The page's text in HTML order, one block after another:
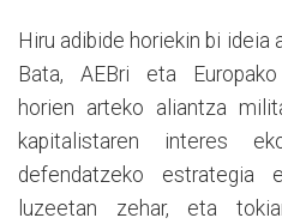
Hiru adibide horiekin bi ideia
Bata, AEBri eta
horien arteko aliantza
kapitalistaren interes
defendatzeko estrategia
luzeetan zehar, eta